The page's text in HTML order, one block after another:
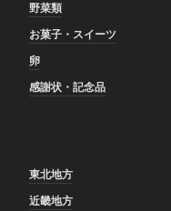
野菜類
お菓子・スイーツ
卵
感謝状・記念品
東北地方
近畿地方